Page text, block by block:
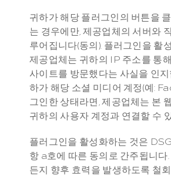
귀하가 해당 플러그인의 버튼을
는 경우에만, 제공업체의 서버와
루어집니다(동의). 플러그인을 활
제공업체는 귀하의 IP 주소를 통
사이트를 방문했다는 사실을 인
하가 해당 소셜 미디어 계정(예:
그인한 상태라면, 제공업체는 본
귀하의 사용자 계정과 연결할 수
플러그인을 활성화하는 것은
항 a호에 따른 동의로 간주됩니다
든지 향후 효력을 발생하도록 철